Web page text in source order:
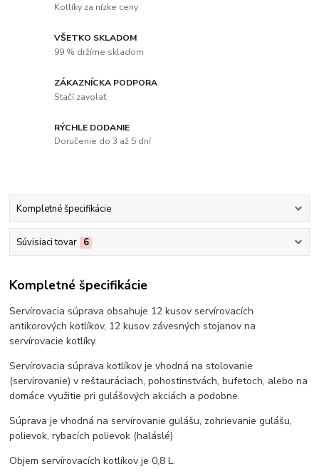
Kotlíky za nízke ceny
VŠETKO SKLADOM
99 % držíme skladom
ZÁKAZNÍCKA PODPORA
Stačí zavolať
RÝCHLE DODANIE
Doručenie do 3 až 5 dní
Kompletné špecifikácie
Súvisiaci tovar 6
Kompletné špecifikácie
Servírovacia súprava obsahuje 12 kusov servírovacích
antikorových kotlíkov, 12 kusov závesných stojanov na
servírovacie kotlíky.
Servírovacia súprava kotlíkov je vhodná na stolovanie
(servírovanie) v reštauráciach, pohostinstvách, bufetoch, alebo na
domáce využitie pri gulášových akciách a podobne.
Súprava je vhodná na servírovanie gulášu, zohrievanie gulášu,
polievok, rybacích polievok (haláslé)
Objem servírovacích kotlíkov je 0,8 L.